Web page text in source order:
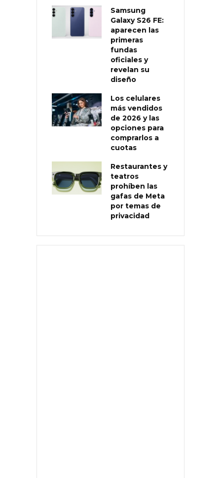
Samsung
Galaxy S26 FE:
aparecen las
primeras
fundas
oficiales y
revelan su
diseño
Los celulares
más vendidos
de 2026 y las
opciones para
comprarlos a
cuotas
Restaurantes y
teatros
prohíben las
gafas de Meta
por temas de
privacidad